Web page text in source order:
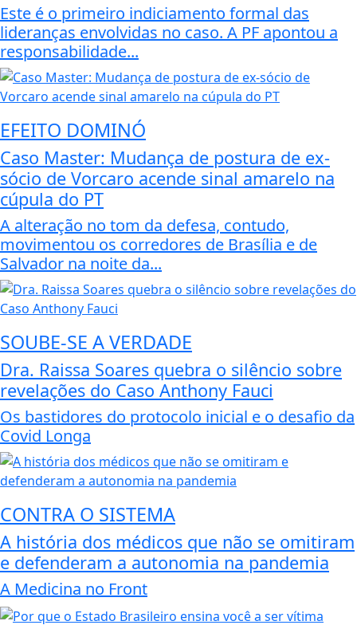
Este é o primeiro indiciamento formal das
lideranças envolvidas no caso. A PF apontou a
responsabilidade...
EFEITO DOMINÓ
Caso Master: Mudança de postura de ex-
sócio de Vorcaro acende sinal amarelo na
cúpula do PT
A alteração no tom da defesa, contudo,
movimentou os corredores de Brasília e de
Salvador na noite da...
SOUBE-SE A VERDADE
Dra. Raissa Soares quebra o silêncio sobre
revelações do Caso Anthony Fauci
Os bastidores do protocolo inicial e o desafio da
Covid Longa
CONTRA O SISTEMA
A história dos médicos que não se omitiram
e defenderam a autonomia na pandemia
A Medicina no Front